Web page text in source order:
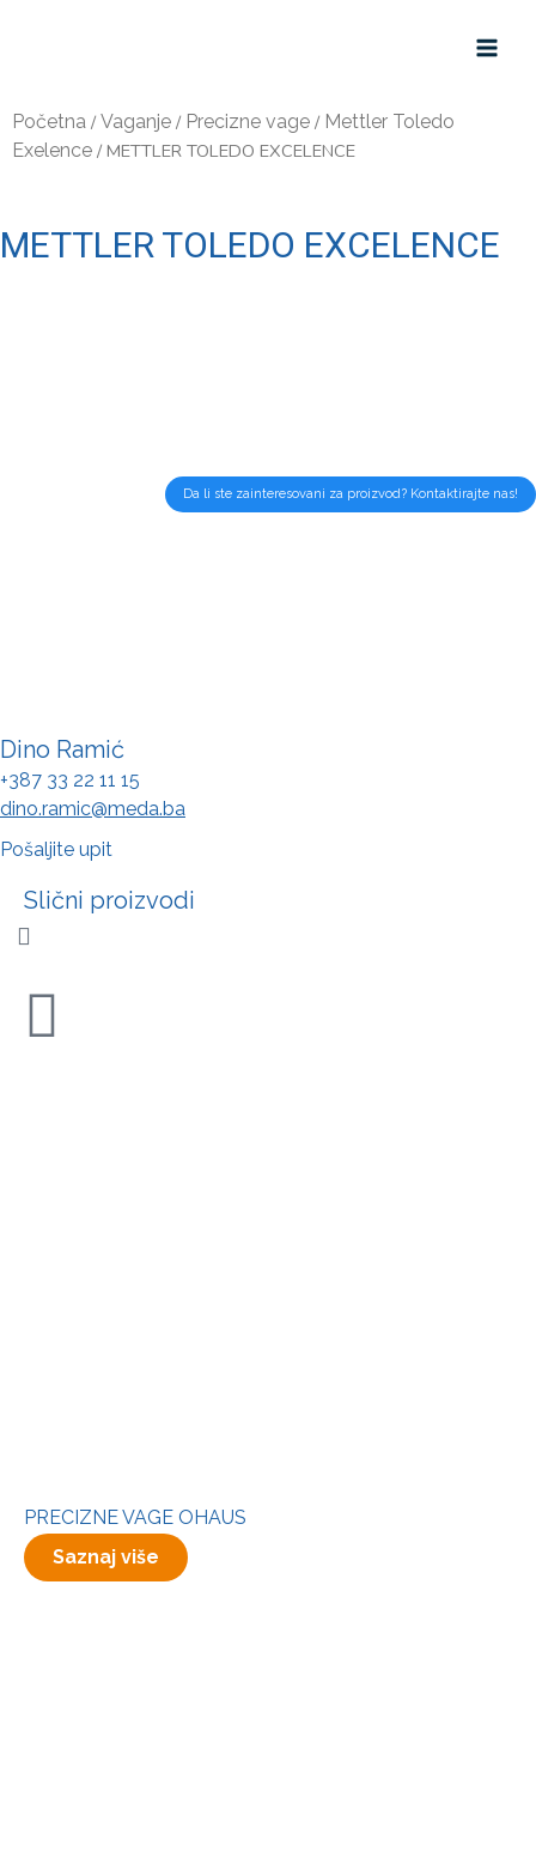
Početna / Vaganje / Precizne vage / Mettler Toledo
Exelence / METTLER TOLEDO EXCELENCE
METTLER TOLEDO EXCELENCE
Dino Ramić
+387 33 22 11 15
dino.ramic@meda.ba
Pošaljite upit
Da li ste zainteresovani za proizvod? Kontaktirajte nas!
Slični proizvodi
PRECIZNE VAGE OHAUS
Saznaj više